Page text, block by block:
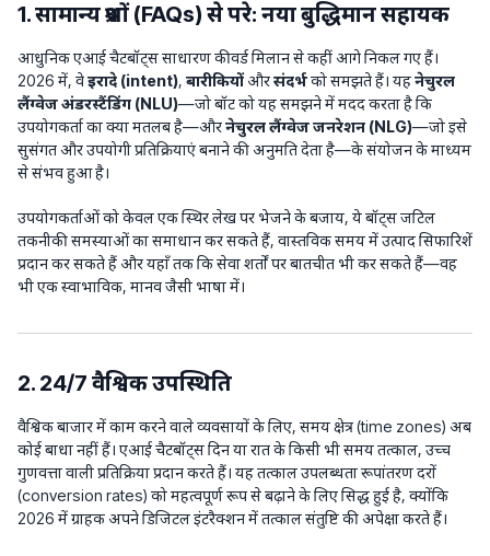
1. सामान्य प्रश्नों (FAQs) से परे: नया बुद्धिमान सहायक
आधुनिक एआई चैटबॉट्स साधारण कीवर्ड मिलान से कहीं आगे निकल गए हैं।
2026 में, वेइरादे (intent), बारीकियोंऔरसंदर्भको समझते हैं। यहनेचुरल
लैंग्वेज अंडरस्टैंडिंग (NLU)—जो बॉट को यह समझने में मदद करता है कि
उपयोगकर्ता का क्या मतलब है—औरनेचुरल लैंग्वेज जनरेशन (NLG)—जो इसे
सुसंगत और उपयोगी प्रतिक्रियाएं बनाने की अनुमति देता है—के संयोजन के माध्यम
से संभव हुआ है।
उपयोगकर्ताओं को केवल एक स्थिर लेख पर भेजने के बजाय, ये बॉट्स जटिल
तकनीकी समस्याओं का समाधान कर सकते हैं, वास्तविक समय में उत्पाद सिफारिशें
प्रदान कर सकते हैं और यहाँ तक कि सेवा शर्तों पर बातचीत भी कर सकते हैं—वह
भी एक स्वाभाविक, मानव जैसी भाषा में।
2. 24/7 वैश्विक उपस्थिति
वैश्विक बाजार में काम करने वाले व्यवसायों के लिए, समय क्षेत्र (time zones) अब
कोई बाधा नहीं हैं। एआई चैटबॉट्स दिन या रात के किसी भी समय तत्काल, उच्च
गुणवत्ता वाली प्रतिक्रिया प्रदान करते हैं। यह तत्काल उपलब्धता रूपांतरण दरों
(conversion rates) को महत्वपूर्ण रूप से बढ़ाने के लिए सिद्ध हुई है, क्योंकि
2026 में ग्राहक अपने डिजिटल इंटरैक्शन में तत्काल संतुष्टि की अपेक्षा करते हैं।